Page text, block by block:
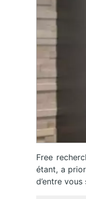
Free
étant, a
d’entre